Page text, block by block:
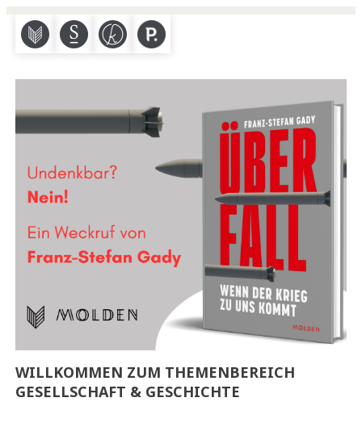
M S K P
WILLKOMMEN ZUM THEMENBEREICH
GESELLSCHAFT & GESCHICHTE